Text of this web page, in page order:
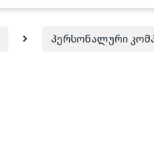
პერსონალური